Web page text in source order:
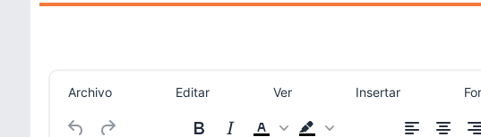
Archivo Editar Ver Insertar